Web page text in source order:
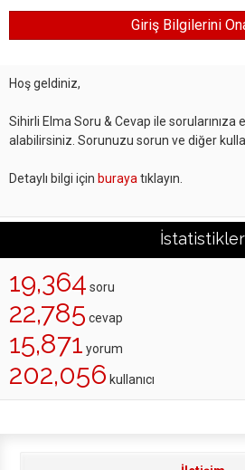
Hoş geldiniz,
Sihirli Elma Soru & Cevap ile sorularınıza
alabilirsiniz. Sorunuzu sorun ve diğer
Detaylı bilgi için buraya tıklayın.
İstatistikler
19,364 soru
22,785 cevap
15,871 yorum
202,056 kullanıcı